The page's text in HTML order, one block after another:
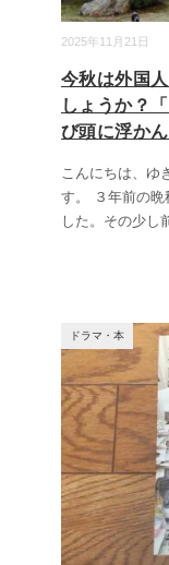
2025年11月21日
今秋は外国
しょうか？
び頭に浮か
こんにちは、ゆ
す。 ３年前の晩
した。その少し
ドラマ・本